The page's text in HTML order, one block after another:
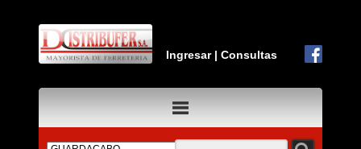
Ingresar|Consultas